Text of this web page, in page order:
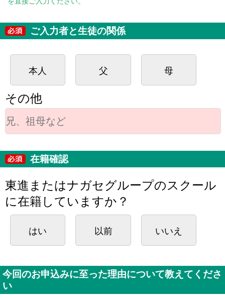
ご入力者と生徒の関係
本人 父 母
その他
在籍確認
東進またはナガセグループのスクール
に在籍していますか？
はい 以前 いいえ
今回のお申込みに至った理由について教えてくださ
い